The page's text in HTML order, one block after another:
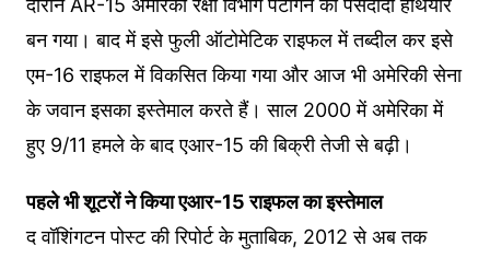
बन गया। बाद में इसे फुली ऑटोमेटिक राइफल में तब्दील कर इसे
एम-16 राइफल में विकसित किया गया और आज भी अमेरिकी सेना
के जवान इसका इस्तेमाल करते हैं। साल 2000 में अमेरिका में
हुए 9/11 हमले के बाद एआर-15 की बिक्री तेजी से बढ़ी।
पहले भी शूटरों ने किया एआर-15 राइफल का इस्तेमाल
द वॉशिंगटन पोस्ट की रिपोर्ट के मुताबिक, 2012 से अब तक